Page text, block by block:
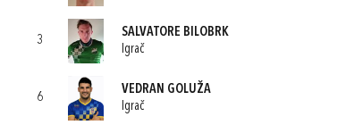
3
SALVATORE BILOBRK
Igrač
6
VEDRAN GOLUŽA
Igrač